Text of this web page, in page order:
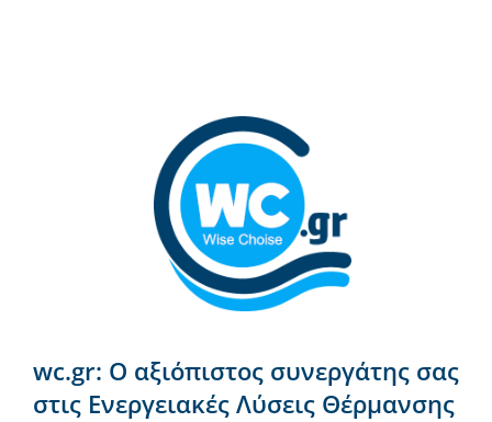
wc.gr: Ο αξιόπιστος συνεργάτης σας
στις Ενεργειακές Λύσεις Θέρμανσης